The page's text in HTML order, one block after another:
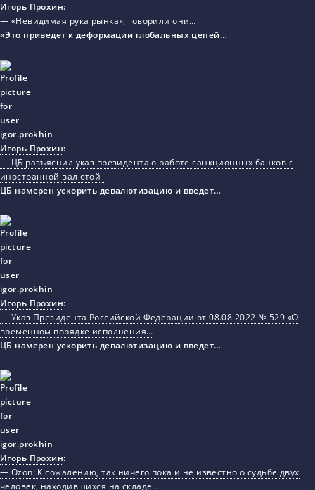
Игорь Прохин:
— «Невидимая рука рынка», говорили они…
«Это приведет к деформации глобальных цепей…
Игорь Прохин:
— ЦБ разъяснил указ президента о работе санкционных банков с
иностранной валютой
ЦБ намерен ускорить девалютизацию и введет…
Игорь Прохин:
— Указ Президента Российской Федерации от 08.08.2022 № 529 «О
временном порядке исполнения…
ЦБ намерен ускорить девалютизацию и введет…
Игорь Прохин:
— Ozon: К сожалению, так ничего пока и не известно о судьбе двух
человек, находившихся на складе…